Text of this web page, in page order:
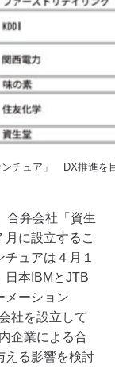
チュア」 DX推進を
合弁会社「資生
に設立するこ
ュアは４月１
日本IBMとJTB
メーション
社を設立して
企業による合
える影響を検討